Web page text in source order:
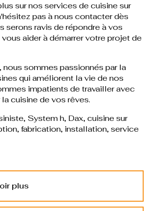
sur nos services de cuisine sur
pas à nous contacter dès
serons ravis de répondre à vos
aider à démarrer votre projet de
nous sommes passionnés par la
qui améliorent la vie de nos
impatients de travailler avec
cuisine de vos rêves.
System h, Dax, cuisine sur
fabrication, installation, service
plus